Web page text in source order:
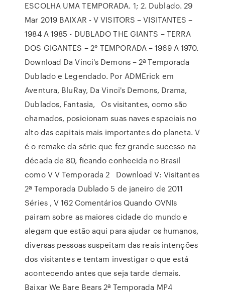
ESCOLHA UMA TEMPORADA. 1; 2. Dublado. 29
Mar 2019 BAIXAR - V VISITORS – VISITANTES –
1984 A 1985 - DUBLADO THE GIANTS – TERRA
DOS GIGANTES – 2° TEMPORADA – 1969 A 1970.
Download Da Vinci's Demons – 2ª Temporada
Dublado e Legendado. Por ADMErick em
Aventura, BluRay, Da Vinci's Demons, Drama,
Dublados, Fantasia, Os visitantes, como são
chamados, posicionam suas naves espaciais no
alto das capitais mais importantes do planeta. V
é o remake da série que fez grande sucesso na
década de 80, ficando conhecida no Brasil
como V V Temporada 2 Download V: Visitantes
2ª Temporada Dublado 5 de janeiro de 2011
Séries , V 162 Comentários Quando OVNIs
pairam sobre as maiores cidade do mundo e
alegam que estão aqui para ajudar os humanos,
diversas pessoas suspeitam das reais intenções
dos visitantes e tentam investigar o que está
acontecendo antes que seja tarde demais.
Baixar We Bare Bears 2ª Temporada MP4